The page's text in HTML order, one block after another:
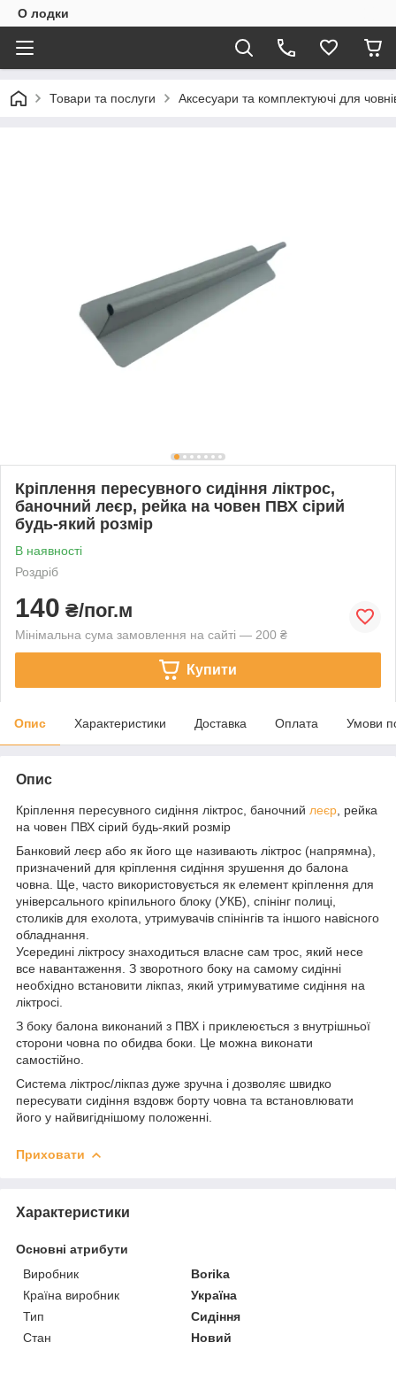
О лодки
Товари та послуги Аксесуари та комплектуючі для
Кріплення пересувного сидіння ліктрос,
баночний леєр, рейка на човен ПВХ сірий
будь-який розмір
В наявності
Роздріб
140 ₴/пог.м
Мінімальна сума замовлення на сайті — 200 ₴
Купити
Опис Характеристики Доставка Оплата Умови
Опис
Кріплення пересувного сидіння ліктрос, баночний леєр , рейка
на човен ПВХ сірий будь-який розмір
Банковий леєр або як його ще називають ліктрос (напрямна),
призначений для кріплення сидіння зрушення до балона
човна. Ще, часто використовується як елемент кріплення для
універсального кріпильного блоку (УКБ), спінінг полиці,
столиків для ехолота, утримувачів спінінгів та іншого навісного
обладнання.
Усередині ліктросу знаходиться власне сам трос, який несе
все навантаження. З зворотного боку на самому сидінні
необхідно встановити лікпаз, який утримуватиме сидіння на
ліктросі.
З боку балона виконаний з ПВХ і приклеюється з внутрішньої
сторони човна по обидва боки. Це можна виконати
самостійно.
Система ліктрос/лікпаз дуже зручна і дозволяє швидко
пересувати сидіння вздовж борту човна та встановлювати
його у найвигіднішому положенні.
Приховати
Характеристики
Основні атрибути
Виробник
Borika
Країна виробник
Україна
Тип
Сидіння
Стан
Новий